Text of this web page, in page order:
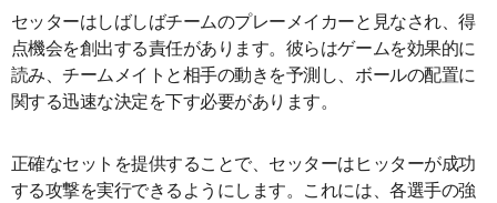
セッターはしばしばチームのプレーメイカーと見なされ、得
点機会を創出する責任があります。彼らはゲームを効果的に
読み、チームメイトと相手の動きを予測し、ボールの配置に
関する迅速な決定を下す必要があります。
正確なセットを提供することで、セッターはヒッターが成功
する攻撃を実行できるようにします。これには、各選手の強